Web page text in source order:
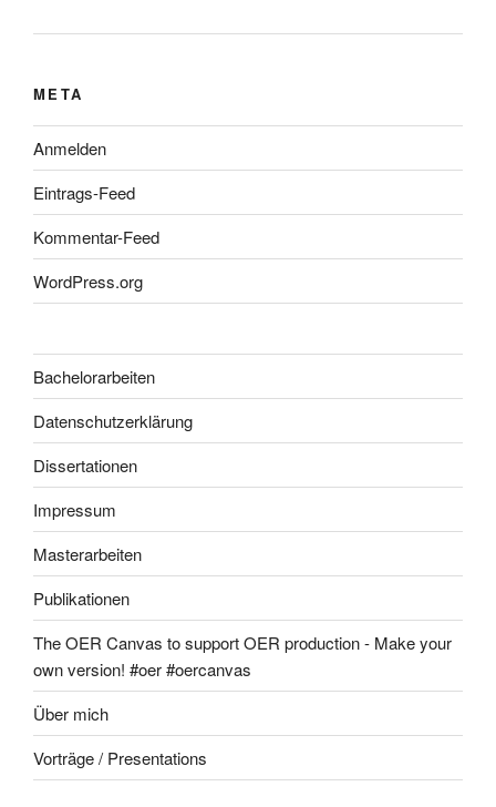
META
Anmelden
Eintrags-Feed
Kommentar-Feed
WordPress.org
Bachelorarbeiten
Datenschutzerklärung
Dissertationen
Impressum
Masterarbeiten
Publikationen
The OER Canvas to support OER production - Make your
own version! #oer #oercanvas
Über mich
Vorträge / Presentations